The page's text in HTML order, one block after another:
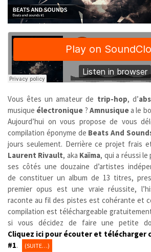
Vous êtes un amateur de trip-hop, d’
musique électronique ? Amnusiquea le
Aujourd’hui on vous propose de vous
compilation éponyme de Beats And
jours seulement. Derrière ce projet frais
Laurent Rivault, aka Kaïma, qui a réussi le
ses côtés une douzaine d’artistes
de constituer un album de 13 titres,
premier opus est une vraie réussite,
raconte au fil des pistes est cohérante et
compilation est téléchargeable
si vous décidez de faire une petite
Cliquez ici pour écouter et télécharger
#1. (SUITE…)